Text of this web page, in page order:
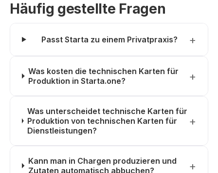
Häufig gestellte Fragen
Passt Starta zu einem Privatpraxis?
Was kosten die technischen Karten für
Produktion in Starta.one?
Was unterscheidet technische Karten für
Produktion von technischen Karten für
Dienstleistungen?
Kann man in Chargen produzieren und
Zutaten automatisch abbuchen?